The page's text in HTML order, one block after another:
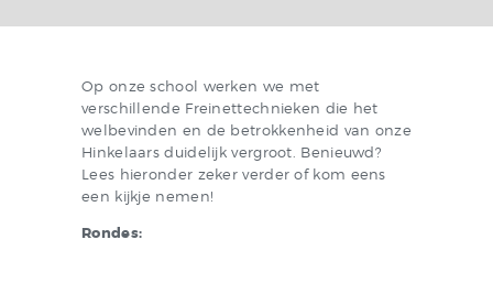
Op onze school werken we met
verschillende Freinettechnieken die het
welbevinden en de betrokkenheid van onze
Hinkelaars duidelijk vergroot. Benieuwd?
Lees hieronder zeker verder of kom eens
een kijkje nemen!
Rondes: